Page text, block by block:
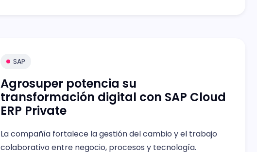
SAP
Agrosuper potencia su
transformación digital con SAP Cloud
ERP Private
La compañía fortalece la gestión del cambio y el trabajo
colaborativo entre negocio, procesos y tecnología.